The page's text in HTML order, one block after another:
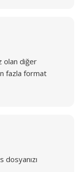
olan diğer
fazla format